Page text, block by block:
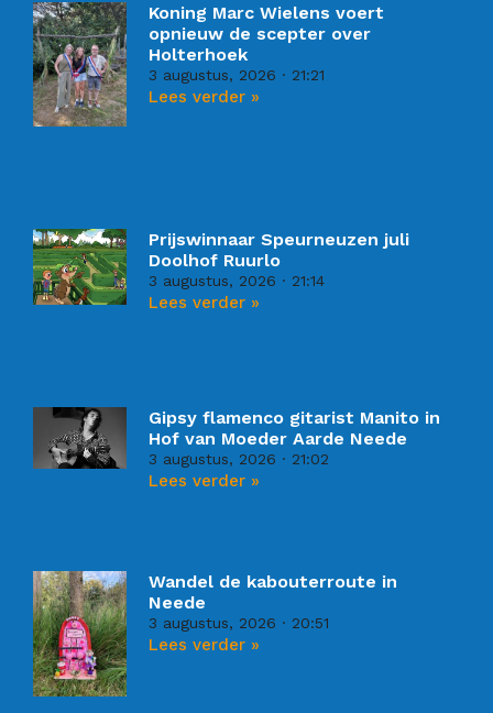
Koning Marc Wielens voert
opnieuw de scepter over
Holterhoek
3 augustus, 2026 21:21
Lees verder »
Prijswinnaar Speurneuzen juli
Doolhof Ruurlo
3 augustus, 2026 21:14
Lees verder »
Gipsy flamenco gitarist Manito in
Hof van Moeder Aarde Neede
3 augustus, 2026 21:02
Lees verder »
Wandel de kabouterroute in
Neede
3 augustus, 2026 20:51
Lees verder »